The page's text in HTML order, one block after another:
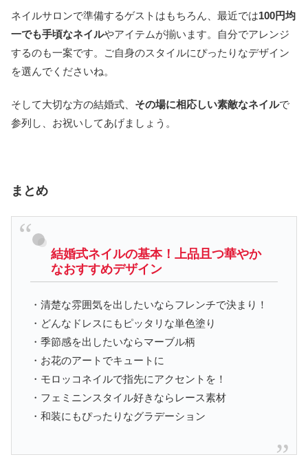
ネイルサロンで準備するゲストはもちろん、最近では100円均
一でも手頃なネイルやアイテムが揃います。自分でアレンジ
するのも一案です。ご自身のスタイルにぴったりなデザイン
を選んでくださいね。
そして大切な方の結婚式、 その場に相応しい素敵なネイルで
参列し、お祝いしてあげましょう。
まとめ
結婚式ネイルの基本！上品且つ華やか
なおすすめデザイン
・清楚な雰囲気を出したいならフレンチで決まり！
・どんなドレスにもピッタリな単色塗り
・季節感を出したいならマーブル柄
・お花のアートでキュートに
・モロッコネイルで指先にアクセントを！
・フェミニンスタイル好きならレース素材
・和装にもぴったりなグラデーション